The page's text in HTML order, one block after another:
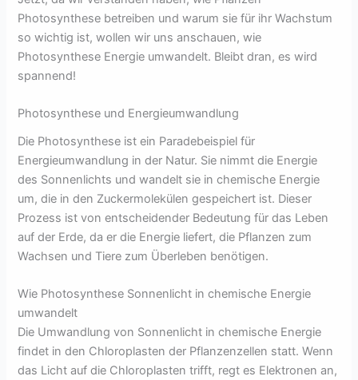
Photosynthese betreiben und warum sie für ihr Wachstum
so wichtig ist, wollen wir uns anschauen, wie
Photosynthese Energie umwandelt. Bleibt dran, es wird
spannend!
Photosynthese und Energieumwandlung
Die Photosynthese ist ein Paradebeispiel für
Energieumwandlung in der Natur. Sie nimmt die Energie
des Sonnenlichts und wandelt sie in chemische Energie
um, die in den Zuckermolekülen gespeichert ist. Dieser
Prozess ist von entscheidender Bedeutung für das Leben
auf der Erde, da er die Energie liefert, die Pflanzen zum
Wachsen und Tiere zum Überleben benötigen.
Wie Photosynthese Sonnenlicht in chemische Energie
umwandelt
Die Umwandlung von Sonnenlicht in chemische Energie
findet in den Chloroplasten der Pflanzenzellen statt. Wenn
das Licht auf die Chloroplasten trifft, regt es Elektronen an,